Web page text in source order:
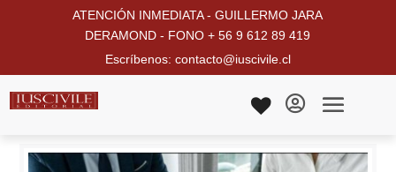
ATENCIÓN INMEDIATA - GUILLERMO JARA
DERAMOND - FONO + 56 9 612 89 419
Escríbenos: contacto@iuscivile.cl
